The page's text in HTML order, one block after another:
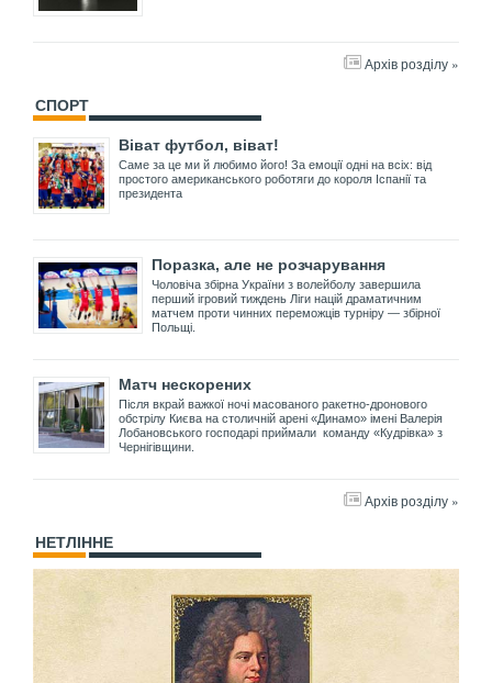
Архів розділу »
СПОРТ
Віват футбол, віват!
Саме за це ми й любимо його! За емоції одні на всіх: від
простого американського роботяги до короля Іспанії та
президента
Поразка, але не розчарування
Чоловіча збірна України з волейболу завершила
перший ігровий тиждень Ліги націй драматичним
матчем проти чинних переможців турніру — збірної
Польщі.
Матч нескорених
Після вкрай важкої ночі масованого ракетно-дронового
обстрілу Києва на столичній арені «Динамо» імені Валерія
Лобановського господарі приймали команду «Кудрівка» з
Чернігівщини.
Архів розділу »
НЕТЛІННЕ